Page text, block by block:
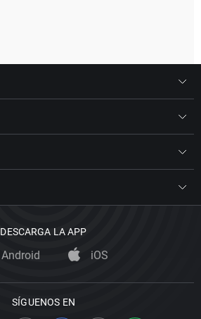
DESCARGA LA APP
Android iOS
SÍGUENOS EN